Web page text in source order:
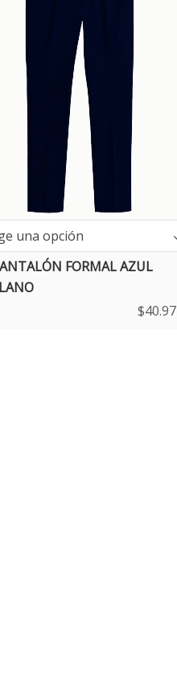
una opción
FORMAL AZUL
$40.97